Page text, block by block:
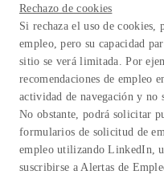
Rechazo de cookies
Si rechaza el uso de
empleo, pero su capacidad
sitio se verá limitada. Por
recomendaciones de empleo
actividad de navegación y no
No obstante, podrá solicitar
formularios de solicitud de
empleo utilizando LinkedIn,
suscribirse a Alertas de